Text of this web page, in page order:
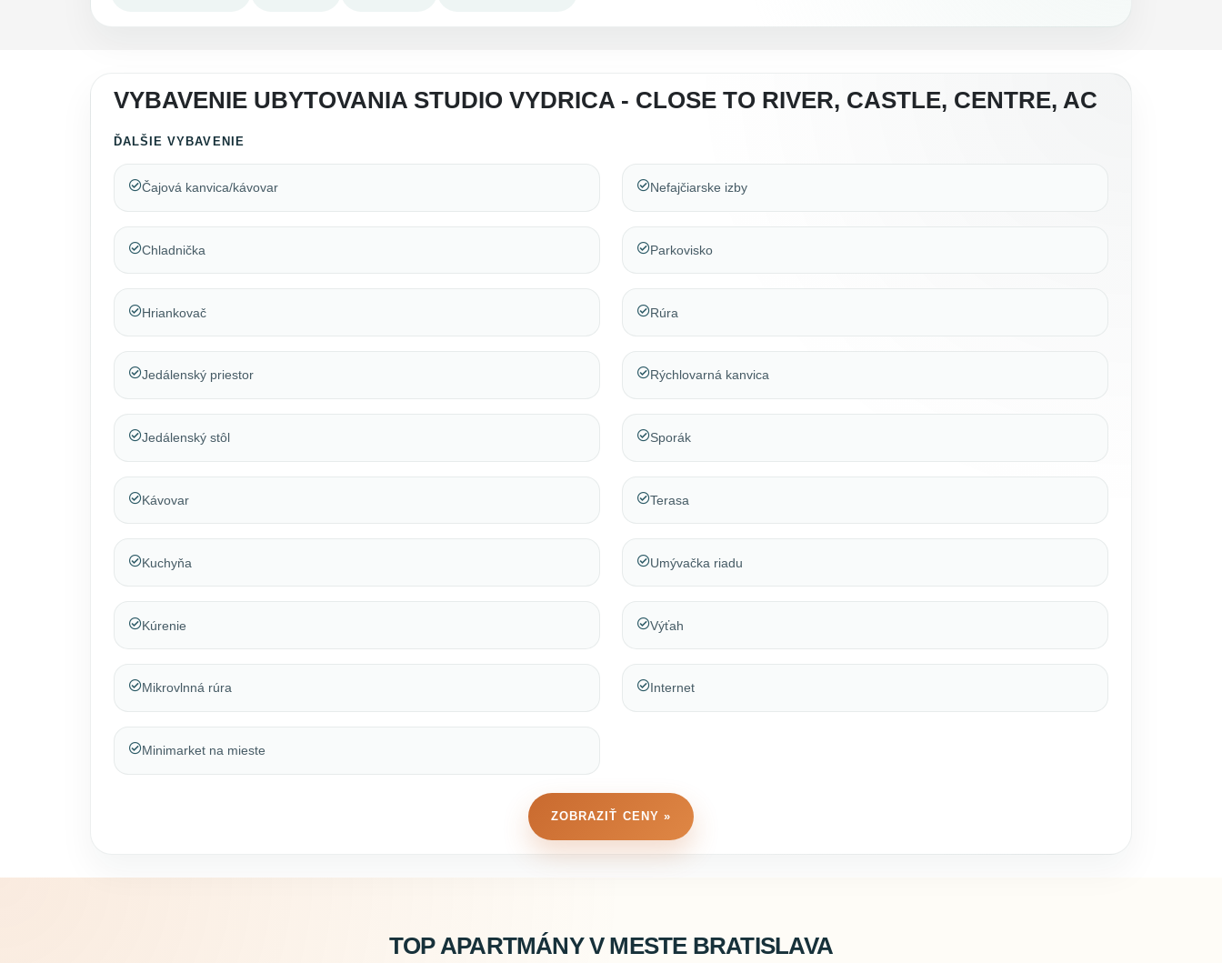
VYBAVENIE UBYTOVANIA STUDIO VYDRICA - CLOSE TO RIVER, CASTLE, CENTRE, AC
ĎALŠIE VYBAVENIE
Čajová kanvica/kávovar
Chladnička
Hriankovač
Jedálenský priestor
Jedálenský stôl
Kávovar
Kuchyňa
Kúrenie
Mikrovlnná rúra
Minimarket na mieste
Nefajčiarske izby
Parkovisko
Rúra
Rýchlovarná kanvica
Sporák
Terasa
Umývačka riadu
Výťah
Internet
ZOBRAZIŤ CENY »
TOP APARTMÁNY V MESTE BRATISLAVA